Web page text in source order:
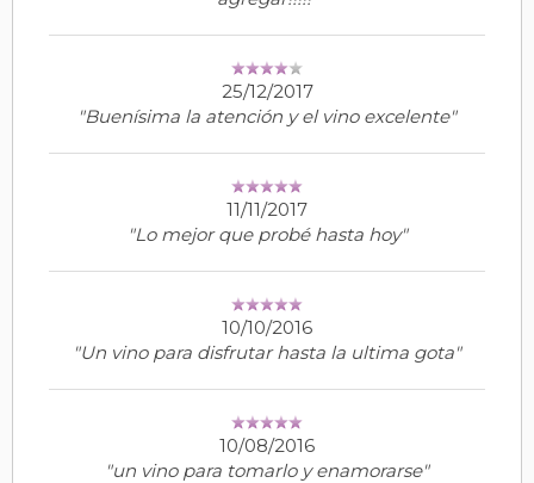
25/12/2017
"Buenísima la atención y el vino excelente"
11/11/2017
"Lo mejor que probé hasta hoy"
10/10/2016
"Un vino para disfrutar hasta la ultima gota"
10/08/2016
"un vino para tomarlo y enamorarse"